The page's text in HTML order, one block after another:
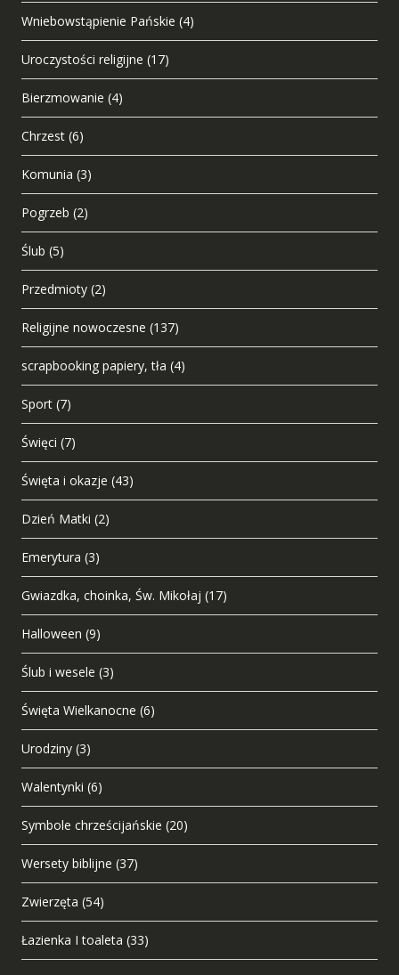
Wniebowstąpienie Pańskie (4)
Uroczystości religijne (17)
Bierzmowanie (4)
Chrzest (6)
Komunia (3)
Pogrzeb (2)
Ślub (5)
Przedmioty (2)
Religijne nowoczesne (137)
scrapbooking papiery, tła (4)
Sport (7)
Święci (7)
Święta i okazje (43)
Dzień Matki (2)
Emerytura (3)
Gwiazdka, choinka, Św. Mikołaj (17)
Halloween (9)
Ślub i wesele (3)
Święta Wielkanocne (6)
Urodziny (3)
Walentynki (6)
Symbole chrześcijańskie (20)
Wersety biblijne (37)
Zwierzęta (54)
Łazienka I toaleta (33)